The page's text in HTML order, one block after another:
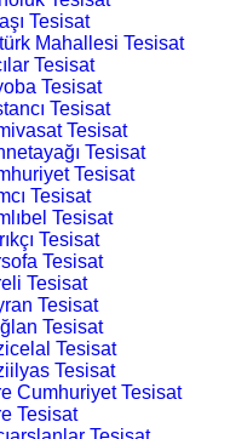
Tesisat
Mahallesi Tesisat
Tesisat
Tesisat
Tesisat
Tesisat
Tesisat
Tesisat
Tesisat
Tesisat
Tesisat
Tesisat
Tesisat
Tesisat
Tesisat
Tesisat
Tesisat
Cumhuriyet Tesisat
Tesisat